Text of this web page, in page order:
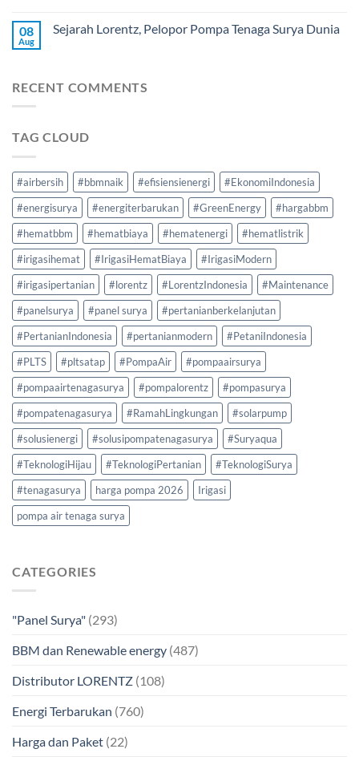
08
Aug
Sejarah Lorentz, Pelopor Pompa Tenaga Surya Dunia
RECENT COMMENTS
TAG CLOUD
#airbersih #bbmnaik #efisiensienergi
#EkonomiIndonesia
#energisurya
#energiterbarukan #GreenEnergy
#hargabbm
#hematbbm
#hematbiaya #hematenergi
#hematlistrik
#irigasihemat
#IrigasiHematBiaya
#IrigasiModern
#irigasipertanian
#lorentz #LorentzIndonesia
#Maintenance
#panelsurya
#panel surya
#pertanianberkelanjutan
#PertanianIndonesia
#pertanianmodern
#PetaniIndonesia
#PLTS
#pltsatap #PompaAir
#pompaairsurya
#pompaairtenagasurya
#pompalorentz
#pompasurya
#pompatenagasurya
#RamahLingkungan
#solarpump
#solusienergi
#solusipompatenagasurya
#Suryaqua
#TeknologiHijau
#TeknologiPertanian
#TeknologiSurya
#tenagasurya
harga pompa 2026
Irigasi
pompa air tenaga surya
CATEGORIES
"Panel Surya" (293)
BBM dan Renewable energy (487)
Distributor LORENTZ (108)
Energi Terbarukan (760)
Harga dan Paket (22)